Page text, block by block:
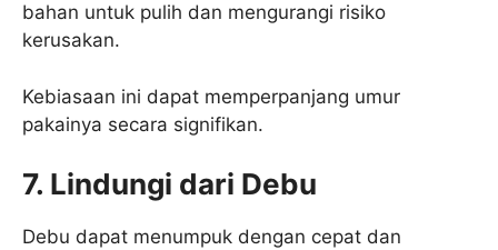
bahan untuk pulih dan mengurangi risiko
kerusakan.
Kebiasaan ini dapat memperpanjang umur
pakainya secara signifikan.
7. Lindungi dari Debu
Debu dapat menumpuk dengan cepat dan